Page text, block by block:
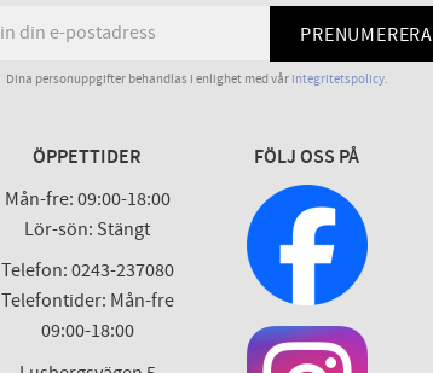
PRENUMERERA
Dina personuppgifter behandlas i enlighet med vår integritetspolicy.
ÖPPETTIDER
Mån-fre: 09:00-18:00
Lör-sön: Stängt
Telefon: 0243-237080
Telefontider: Mån-fre
09:00-18:00
FÖLJ OSS PÅ